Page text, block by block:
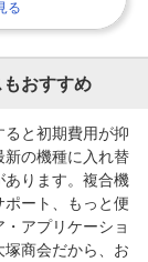
る
おすすめ
と初期費用が抑
新の機種に入れ替
あります。複合機
ート、もっと便
アプリケーショ
塚商会だから、お